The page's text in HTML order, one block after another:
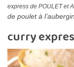
express de POULET et
de poulet à
curry